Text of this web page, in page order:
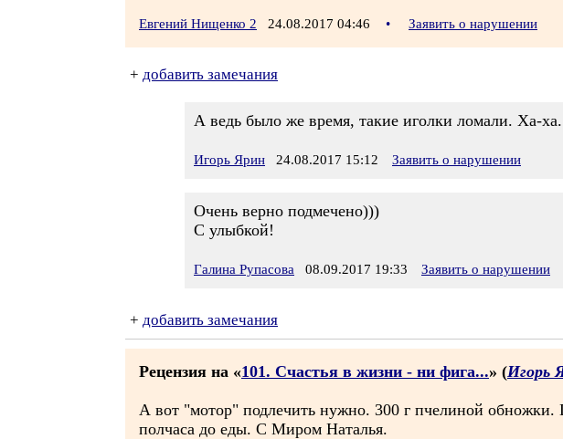
Евгений Нищенко 2 24.08.2017 04:46 • Заявить о нарушении
+ добавить замечания
А ведь было же время, такие иголки ломали. Ха-
Игорь Ярин 24.08.2017 15:12 Заявить о нарушении
Очень верно подмечено)))
С улыбкой!
Галина Рупасова 08.09.2017 19:33 Заявить о нарушении
+ добавить замечания
Рецензия на «101. Счастья в жизни - ни фига...» (Игорь
А вот "мотор" подлечить нужно. 300 г пчелиной обножки.
полчаса до еды. С Миром Наталья.